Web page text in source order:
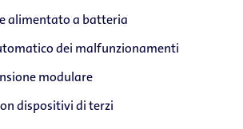
alimentato a batteria
dei malfunzionamenti
modulare
dispositivi di terzi